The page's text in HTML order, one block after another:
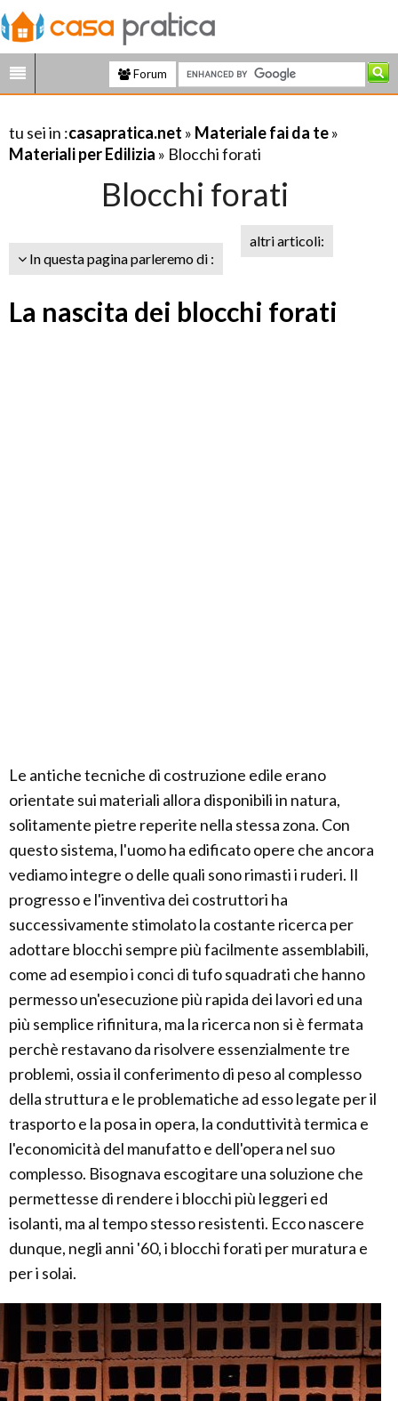
Forum
tu sei in :casapratica.net » Materiale fai da te»
Materiali per Edilizia » Blocchi forati
Blocchi forati
In questa pagina parleremo di :
altri articoli:
La nascita dei blocchi forati
Le antiche tecniche di costruzione edile erano
orientate sui materiali allora disponibili in natura,
solitamente pietre reperite nella stessa zona. Con
questo sistema, l'uomo ha edificato opere che ancora
vediamo integre o delle quali sono rimasti i ruderi. Il
progresso e l'inventiva dei costruttori ha
successivamente stimolato la costante ricerca per
adottare blocchi sempre più facilmente assemblabili,
come ad esempio i conci di tufo squadrati che hanno
permesso un'esecuzione più rapida dei lavori ed una
più semplice rifinitura, ma la ricerca non si è fermata
perchè restavano da risolvere essenzialmente tre
problemi, ossia il conferimento di peso al complesso
della struttura e le problematiche ad esso legate per il
trasporto e la posa in opera, la conduttività termica e
l'economicità del manufatto e dell'opera nel suo
complesso. Bisognava escogitare una soluzione che
permettesse di rendere i blocchi più leggeri ed
isolanti, ma al tempo stesso resistenti. Ecco nascere
dunque, negli anni '60, i blocchi forati per muratura e
per i solai.